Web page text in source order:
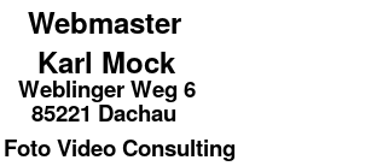
Webmaster
Karl Mock
Weblinger Weg 6
85221 Dachau
Foto Video Consulting